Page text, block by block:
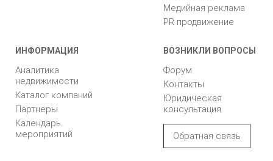
Медийная реклама
PR продвижение
ИНФОРМАЦИЯ
Аналитика
недвижимости
Каталог компаний
Партнеры
Календарь
мероприятий
ВОЗНИКЛИ ВОПРОСЫ
Форум
Контакты
Юридическая
консультация
Обратная связь